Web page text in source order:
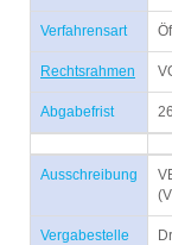
Verfahrensart
Rechtsrahmen
Abgabefrist
Ausschreibung
Vergabestelle